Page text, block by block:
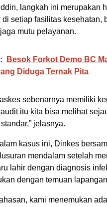
langkah ini merupakan
di setiap fasilitas kesehatan,
mutu pelayanan.
Besok Forkot Demo BC
Diduga Ternak Pita
sebenarnya memiliki
itu kita bisa melihat
jelasnya.
kasus ini, Dinkes
mendalam setelah
lahir dengan diagnosis
dengan temuan
kami menemukan